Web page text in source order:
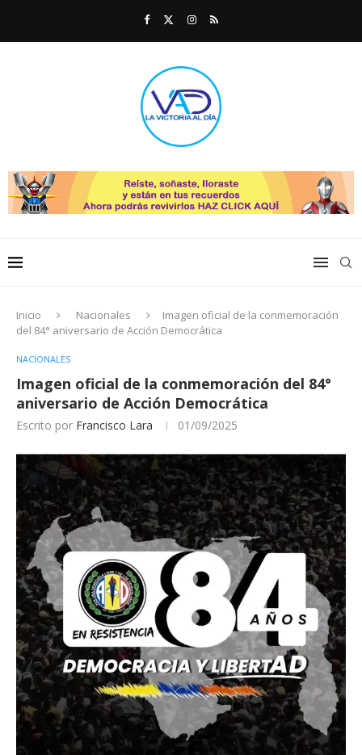
Inicio Nacionales
Imagen oficial de la conmemoración
del 84° aniversario de Acción Democrática
NACIONALES
Imagen oficial de la conmemoración del 84°
aniversario de Acción Democrática
Escrito por Francisco Lara 01/09/2025